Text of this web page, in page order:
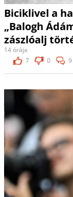
Biciklivel a
„Balogh
zászlóalj
14 órája
7
0 9